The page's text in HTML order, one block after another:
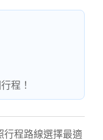
程！
行程路線選擇最適